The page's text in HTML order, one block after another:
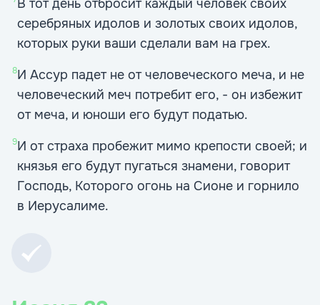
В тот день отбросит каждый человек своих
серебряных идолов и золотых своих идолов,
которых руки ваши сделали вам на грех.
8И Ассур падет не от человеческого меча, и не
человеческий меч потребит его, - он избежит
от меча, и юноши его будут податью.
9И от страха пробежит мимо крепости своей; и
князья его будут пугаться знамени, говорит
Господь, Которого огонь на Сионе и горнило
в Иерусалиме.